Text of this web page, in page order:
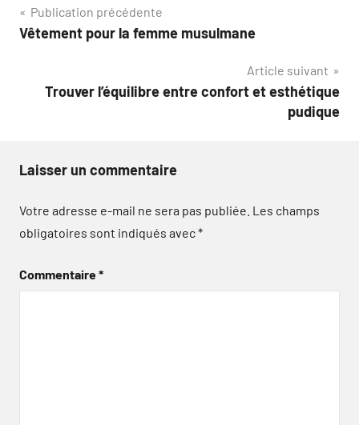
Navigation
de
Publication précédente
Vêtement pour la femme musulmane
Article suivant
Trouver l’équilibre entre confort et esthétique
pudique
Laisser un commentaire
Votre adresse e-mail ne sera pas publiée. Les champs
obligatoires sont indiqués avec*
Commentaire*